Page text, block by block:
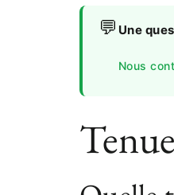
💬 Une
Nous